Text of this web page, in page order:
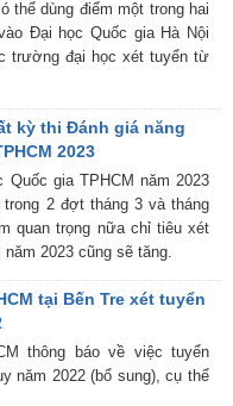
thể dùng điểm một trong hai
Đại học Quốc gia Hà Nội
trường đại học xét tuyển từ
kỳ thi Đánh giá năng
2023
gia TPHCM năm 2023
2 đợt tháng 3 và tháng
quan trọng nữa chỉ tiêu xét
2023 cũng sẽ tăng.
tại Bến Tre xét tuyển
thông báo về việc tuyển
năm 2022 (bổ sung), cụ thể